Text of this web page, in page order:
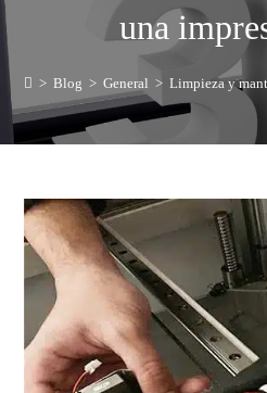
una
> Blog > General > Limpieza y